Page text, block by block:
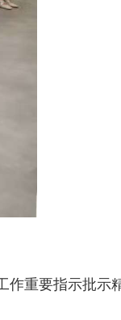
作重要指示批示